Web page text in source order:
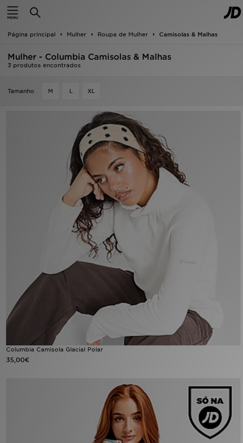
Página principal Mulher Roupa de Mulher Camisolas & Malhas
Mulher - Columbia Camisolas & Malhas
3 produtos encontrados
Tamanho M L XL
Columbia Camisola Glacial Polar
35,00€
INÍCIO
Promoções
NOVIDADES
LOCALIZADOR DE LOJAS
MENSAGENS
MY JD
BLOG
SUBSCREVE
ESTADO DO TEU PEDIDO
FAZ DOWNLOAD DA APP
TRABALHA CONNOSCO